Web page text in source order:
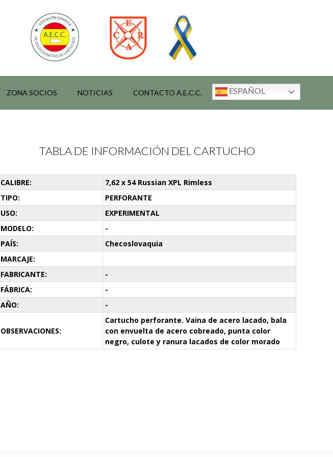
ZONA SOCIOS NOTICIAS CONTACTO A.E.C.C. ESPAÑOL
TABLA DE INFORMACIÓN DEL CARTUCHO
CALIBRE:
7,62 x 54 Russian XPL Rimless
TIPO:
PERFORANTE
USO:
EXPERIMENTAL
MODELO:
-
PAÍS:
Checoslovaquia
MARCAJE:
FABRICANTE:
-
FÁBRICA:
-
AÑO:
-
OBSERVACIONES:
Cartucho perforante. Vaina de acero lacado, bala
con envuelta de acero cobreado, punta color
negro, culote y ranura lacados de color morado